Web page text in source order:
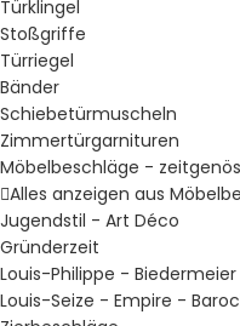
Türklingel
Stoßgriffe
Türriegel
Bänder
Schiebetürmuscheln
Zimmertürgarnituren
Möbelbeschläge -
Alles anzeigen aus
Jugendstil - Art Déco
Gründerzeit
Louis-Philippe -
Louis-Seize - Empire -